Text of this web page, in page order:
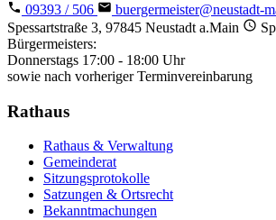
09393 / 506
buergermeister@neustadt-
Spessartstraße 3, 97845 Neustadt a.Main
Bürgermeisters:
Donnerstags 17:00 - 18:00 Uhr
sowie nach vorheriger Terminvereinbarung
Rathaus
Rathaus & Verwaltung
Gemeinderat
Sitzungsprotokolle
Satzungen & Ortsrecht
Bekanntmachungen